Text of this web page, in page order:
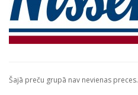
Šajā preču grupā nav nevienas preces.